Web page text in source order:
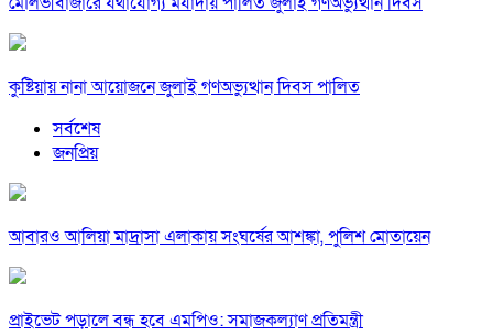
কুষ্টিয়ায় নানা আয়োজনে জুলাই গণঅভ্যুত্থান দিবস পালিত
সর্বশেষ
জনপ্রিয়
আবারও আলিয়া মাদ্রাসা এলাকায় সংঘর্ষের আশঙ্কা, পুলিশ মোতায়েন
প্রাইভেট পড়ালে বন্ধ হবে এমপিও: সমাজকল্যাণ প্রতিমন্ত্রী